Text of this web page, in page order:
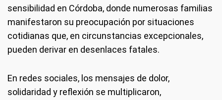
sensibilidad en Córdoba, donde numerosas familias
manifestaron su preocupación por situaciones
cotidianas que, en circunstancias excepcionales,
pueden derivar en desenlaces fatales.
En redes sociales, los mensajes de dolor,
solidaridad y reflexión se multiplicaron,